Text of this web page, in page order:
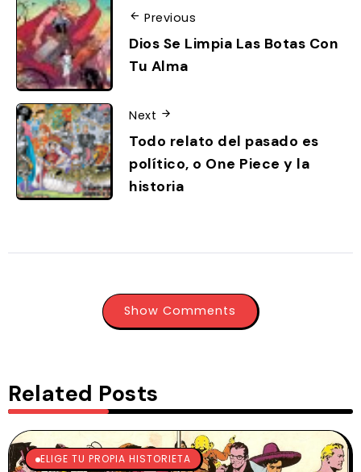
Previous
Dios Se Limpia Las Botas Con
Tu Alma
Next
Todo relato del pasado es
político, o One Piece y la
historia
Show Comments
Related Posts
ELIGE TU PROPIA HISTORIETA